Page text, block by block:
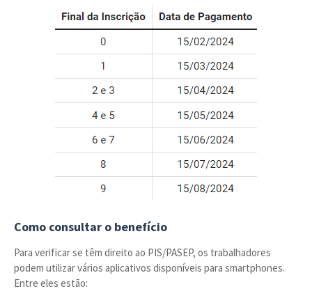
Como consultar o benefício
Para verificar se têm direito ao PIS/PASEP, os trabalhadores
podem utilizar vários aplicativos disponíveis para smartphones.
Entre eles estão: